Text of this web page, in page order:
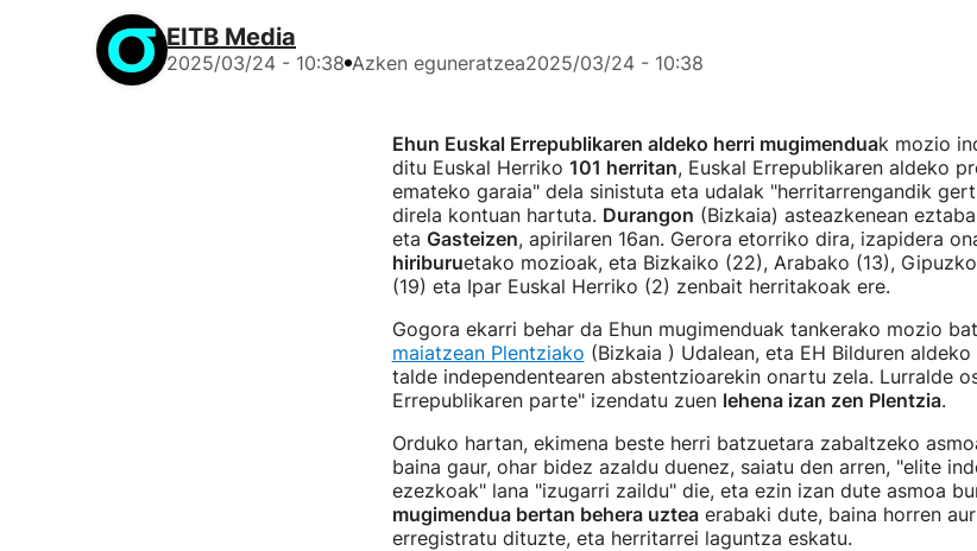
EITB Media
2025/03/24 - 10:38 Azken eguneratzea2025/03/24 - 10:38
Ehun Euskal Errepublikaren aldeko herri mugimenduak mozio
ditu Euskal Herriko 101 herritan, Euskal Errepublikaren aldeko
emateko garaia" dela sinistuta eta udalak "herritarrengandik
direla kontuan hartuta. Durangon (Bizkaia) asteazkenean
eta Gasteizen, apirilaren 16an. Gerora etorriko dira, izapidera
hiriburuetako mozioak, eta Bizkaiko (22), Arabako (13),
(19) eta Ipar Euskal Herriko (2) zenbait herritakoak ere.
Gogora ekarri behar da Ehun mugimenduak tankerako mozio
maiatzean Plentziako (Bizkaia ) Udalean, eta EH Bilduren
talde independentearen abstentzioarekin onartu zela. Lurralde
Errepublikaren parte" izendatu zuen lehena izan zen Plentzia.
Orduko hartan, ekimena beste herri batzuetara zabaltzeko
baina gaur, ohar bidez azaldu duenez, saiatu den arren, "elite
ezezkoak" lana "izugarri zaildu" die, eta ezin izan dute asmoa
mugimendua bertan behera uzteaerabaki dute, baina horren
erregistratu dituzte, eta herritarrei laguntza eskatu.